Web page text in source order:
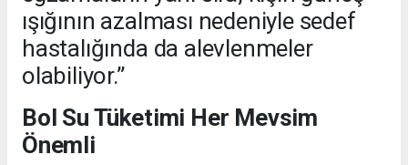
ışığının azalması nedeniyle sedef
hastalığında da alevlenmeler
olabiliyor.”
Bol Su Tüketimi Her Mevsim
Önemli